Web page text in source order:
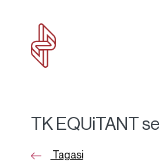
TK EQUiTANT
Tagasi